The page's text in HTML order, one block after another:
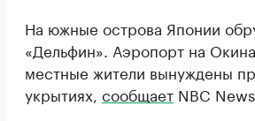
На южные острова Японии
«Дельфин». Аэропорт на
местные жители вынуждены
укрытиях, сообщает NBC News.